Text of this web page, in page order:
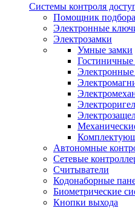
Системы контроля
Помощник
Электронные
Электрозамки
Умные замки
Гостиничные
Автономные
Сетевые
Считыватели
Кодонаборные
Биометрические
Кнопки выхода